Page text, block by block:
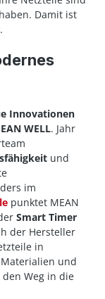
Damit ist
.
Innovationen
WELL. Jahr
und
im
punktet MEAN
Smart Timer
der Hersteller
in
und
Weg in die